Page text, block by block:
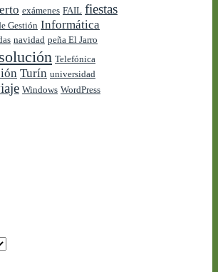
exámenes FAIL fiestas
Gestión Informática
navidad peña El Jarro
solución Telefónica
Turín universidad
Windows WordPress